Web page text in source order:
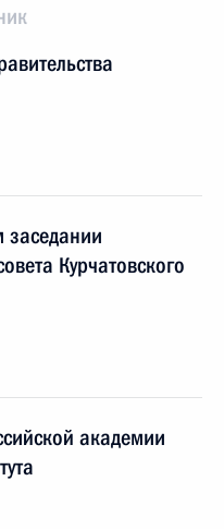
заседании
Курчатовского
академии